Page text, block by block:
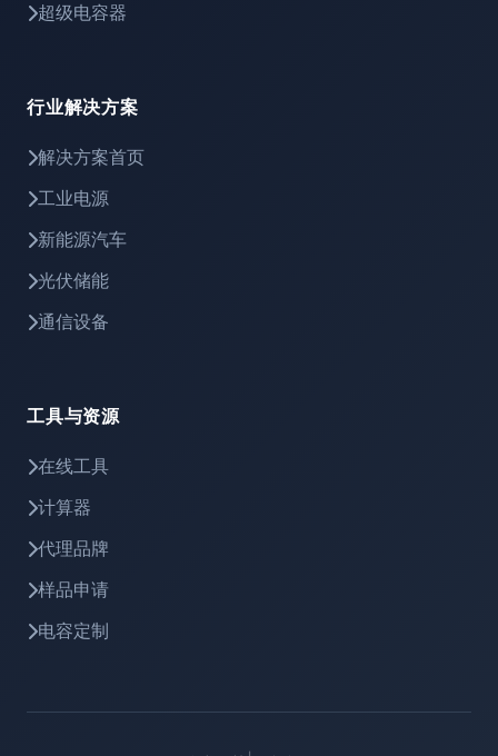
超级电容器
行业解决方案
解决方案首页
工业电源
新能源汽车
光伏储能
通信设备
工具与资源
在线工具
计算器
代理品牌
样品申请
电容定制